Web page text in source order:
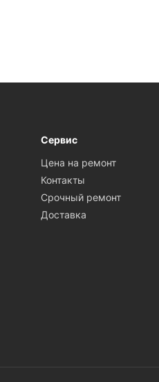
Сервис
Цена на ремонт
Контакты
Срочный ремонт
Доставка